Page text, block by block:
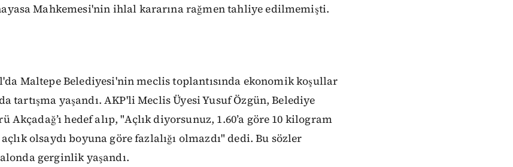
Mahkemesi'nin ihlal kararına rağmen tahliye edilmemişti.
Maltepe Belediyesi'nin meclis toplantısında ekonomik koşullar
tartışma yaşandı. AKP'li Meclis Üyesi Yusuf Özgün, Belediye
Akçadağ’ı hedef alıp, "Açlık diyorsunuz, 1.60’a göre 10 kilogram
olsaydı boyuna göre fazlalığı olmazdı" dedi. Bu sözler
gerginlik yaşandı.